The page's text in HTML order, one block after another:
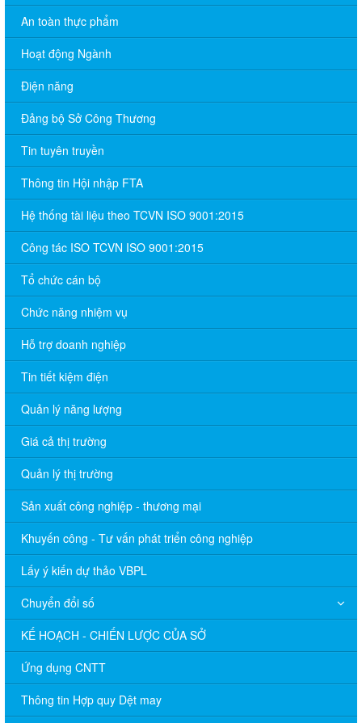
An toàn thực phẩm
Hoạt động Ngành
Điện năng
Đảng bộ Sở Công Thương
Tin tuyên truyền
Thông tin Hội nhập FTA
Hệ thống tài liệu theo TCVN ISO 9001:2015
Công tác ISO TCVN ISO 9001:2015
Tổ chức cán bộ
Chức năng nhiệm vụ
Hỗ trợ doanh nghiệp
Tin tiết kiệm điện
Quản lý năng lượng
Giá cả thị trường
Quản lý thị trường
Sản xuất công nghiệp - thương mại
Khuyến công - Tư vấn phát triển công nghiệp
Lấy ý kiến dự thảo VBPL
Chuyển đổi số
KẾ HOẠCH - CHIẾN LƯỢC CỦA SỞ
Ứng dụng CNTT
Thông tin Hợp quy Dệt may